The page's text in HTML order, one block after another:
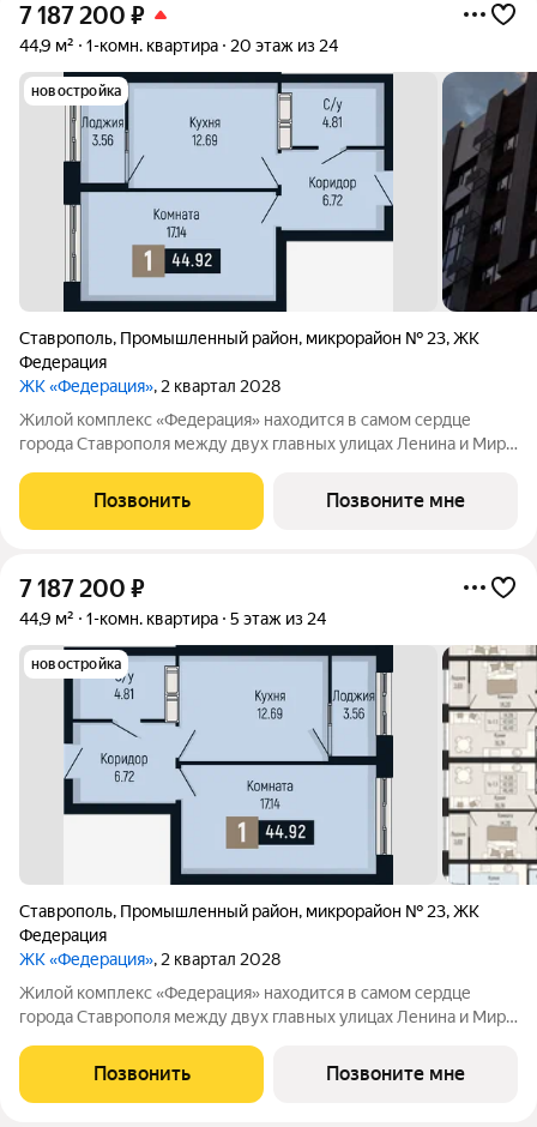
7 187 200 ₽
44,9 м² 1-комн. квартира 20 этаж из 24
новостройка
Ставрополь, Промышленный район, микрорайон № 23,ЖК
Федерация
ЖК «Федерация», 2 квартал 2028
Жилой комплекс «Федерация» находится в самом сердце
города Ставрополя между двух главных улицах Ленина и Мира,
Доваторцев. Зеленый двор способен придать новый уровень
качеству жизни, а его хозяину
Позвонить Позвоните мне
7 187 200 ₽
44,9 м² 1-комн. квартира 5 этаж из 24
новостройка
Ставрополь, Промышленный район, микрорайон № 23,ЖК
Федерация
ЖК «Федерация», 2 квартал 2028
Жилой комплекс «Федерация» находится в самом сердце
города Ставрополя между двух главных улицах Ленина и Мира,
Доваторцев. Зеленый двор способен придать новый уровень
качеству жизни, а его хозяину
Позвонить Позвоните мне